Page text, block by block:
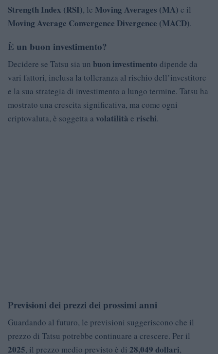
Strength Index (RSI), le Moving Averages (MA) e il
Moving Average Convergence Divergence (MACD).
È un buon investimento?
Decidere se Tatsu sia un buon investimento dipende da
vari fattori, inclusa la tolleranza al rischio dell’investitore
e la sua strategia di investimento a lungo termine. Tatsu ha
mostrato una crescita significativa, ma come ogni
criptovaluta, è soggetta a volatilità e rischi.
Previsioni dei prezzi dei prossimi anni
Guardando al futuro, le previsioni suggeriscono che il
prezzo di Tatsu potrebbe continuare a crescere. Per il
2025, il prezzo medio previsto è di 28,049 dollari,